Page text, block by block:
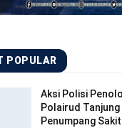
POPULAR
Aksi Polisi
Polairud
Penumpang